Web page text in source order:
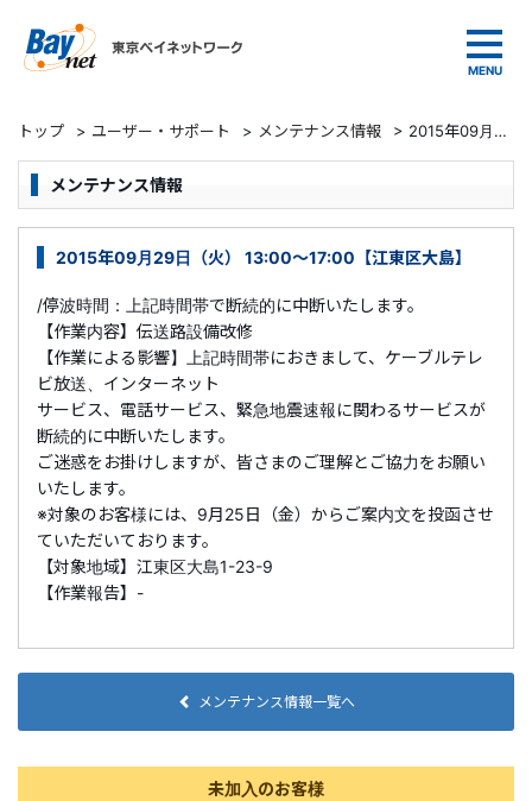
トップ > ユーザー・サポート > メンテナンス情報 > 2015年09月29日（火） 13:00～17:00【江東区大島】
メンテナンス情報
2015年09月29日（火） 13:00～17:00【江東区大島】
/停波時間：上記時間帯で断続的に中断いたします。
【作業内容】伝送路設備改修
【作業による影響】上記時間帯におきまして、ケーブルテレ
ビ放送、インターネット
サービス、電話サービス、緊急地震速報に関わるサービスが
断続的に中断いたします。
ご迷惑をお掛けしますが、皆さまのご理解とご協力をお願い
いたします。
※対象のお客様には、9月25日（金）からご案内文を投函させ
ていただいております。
【対象地域】江東区大島1-23-9
【作業報告】-
メンテナンス情報一覧へ
未加入のお客様